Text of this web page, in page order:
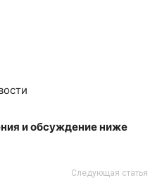
и обсуждение ниже
Следующая статья